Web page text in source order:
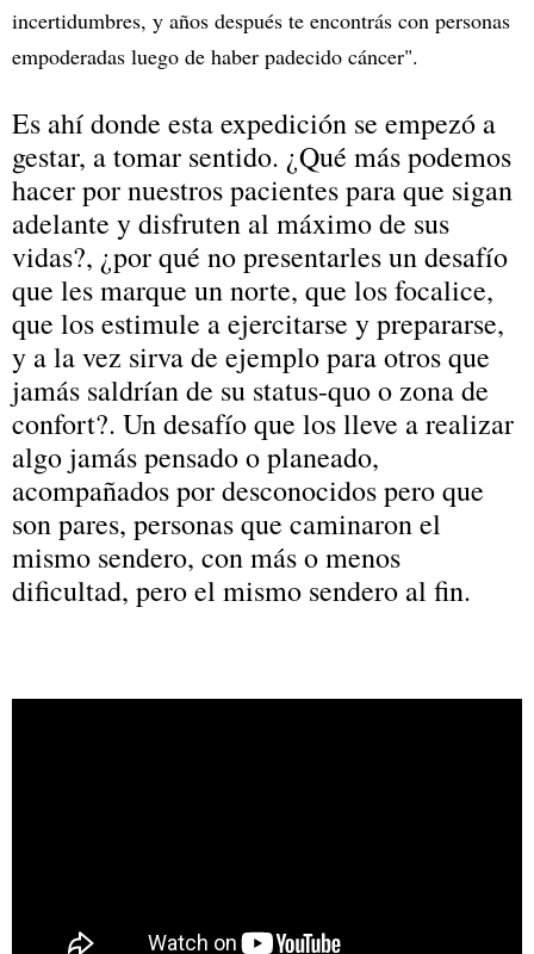
incertidumbres, y años después te encontrás con personas
empoderadas luego de haber padecido cáncer".
Es ahí donde esta expedición se empezó a
gestar, a tomar sentido. ¿Qué más podemos
hacer por nuestros pacientes para que sigan
adelante y disfruten al máximo de sus
vidas?, ¿por qué no presentarles un desafío
que les marque un norte, que los focalice,
que los estimule a ejercitarse y prepararse,
y a la vez sirva de ejemplo para otros que
jamás saldrían de su status-quo o zona de
confort?. Un desafío que los lleve a realizar
algo jamás pensado o planeado,
acompañados por desconocidos pero que
son pares, personas que caminaron el
mismo sendero, con más o menos
dificultad, pero el mismo sendero al fin.